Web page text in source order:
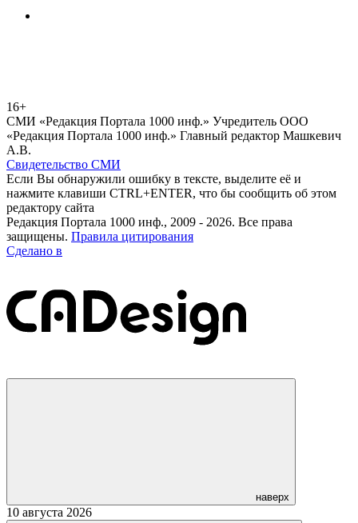
16+
СМИ «Редакция Портала 1000 инф.» Учредитель ООО
«Редакция Портала 1000 инф.» Главный редактор Машкевич
А.В.
Свидетельство СМИ
Если Вы обнаружили ошибку в тексте, выделите её и
нажмите клавиши CTRL+ENTER, что бы сообщить об этом
редактору сайта
Редакция Портала 1000 инф., 2009 - 2026. Все права
защищены. Правила цитирования
Сделано в
наверх
10 августа 2026